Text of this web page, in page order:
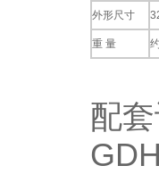
外形尺寸
重 量
配